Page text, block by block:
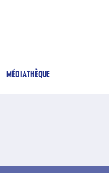
MÉDIATHÈQUE